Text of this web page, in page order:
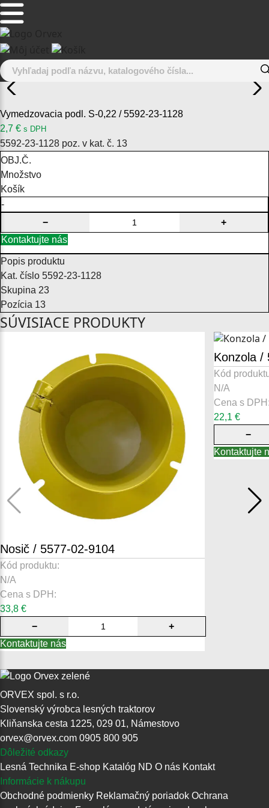
Vymedzovacia podl. S-0,22 / 5592-23-1128
2,7 € s DPH
5592-23-1128 poz. v kat. č. 13
OBJ.Č.
Množstvo
Košík
-
−
+
Kontaktujte nás
Popis produktu
Kat. číslo 5592-23-1128
Skupina 23
Pozícia 13
SÚVISIACE PRODUKTY
Nosič / 5577-02-9104
Kód produktu:
N/A
Cena s DPH:
33,8 €
−
+
Kontaktujte nás
Konzola /
Kód
N/A
Cena s
22,1€
−
Kontaktujte
ORVEX spol. s r.o.
Slovenský výrobca lesných traktorov
Kliňanska cesta 1225, 029 01, Námestovo
orvex@orvex.com 0905 800 905
Dôležité odkazy
Lesná Technika E-shop Katalóg ND O nás Kontakt
Informácie k nákupu
Obchodné podmienky Reklamačný poriadok Ochrana